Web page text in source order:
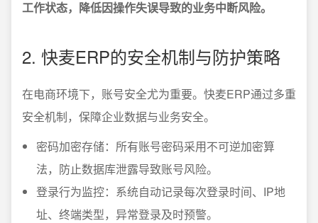
工作状态，降低因操作失误导致的业务中断风险。
2. 快麦ERP的安全机制与防护策略
在电商环境下，账号安全尤为重要。快麦ERP通过多重
安全机制，保障企业数据与业务安全。
密码加密存储：所有账号密码采用不可逆加密算
法，防止数据库泄露导致账号风险。
登录行为监控：系统自动记录每次登录时间、IP地
址、终端类型，异常登录及时预警。